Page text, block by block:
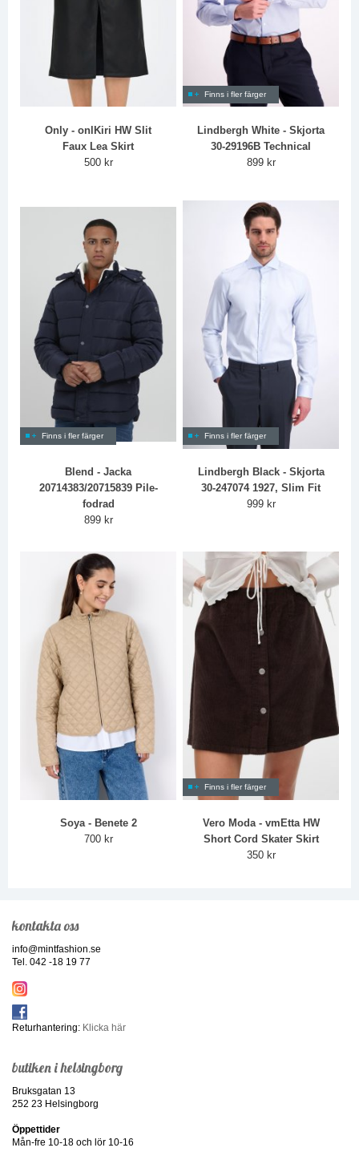
Only - onlKiri HW Slit
Faux Lea Skirt
500 kr
Finns i fler färger
Lindbergh White - Skjorta
30-29196B Technical
899 kr
Finns i fler färger
Blend - Jacka
20714383/20715839 Pile-
fodrad
899 kr
Finns i fler färger
Lindbergh Black - Skjorta
30-247074 1927, Slim Fit
999 kr
Soya - Benete 2
700 kr
Finns i fler färger
Vero Moda - vmEtta HW
Short Cord Skater Skirt
350 kr
kontakta oss
info@mintfashion.se
Tel. 042 -18 19 77
Returhantering: Klicka här
butiken i helsingborg
Bruksgatan 13
252 23 Helsingborg
Öppettider
Mån-fre 10-18 och lör 10-16